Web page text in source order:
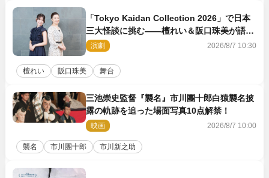
「Tokyo Kaidan Collection 2026」で日本
三大怪談に挑む――檀れい＆阪口珠美が語る
「牡丹灯籠」の新たな魅力
演劇 2026/8/7 10:30
檀れい 阪口珠美 舞台
三池崇史監督『襲名』市川團十郎白猿襲名披
露の軌跡を追った場面写真10点解禁！
映画 2026/8/7 10:00
襲名 市川團十郎 市川新之助